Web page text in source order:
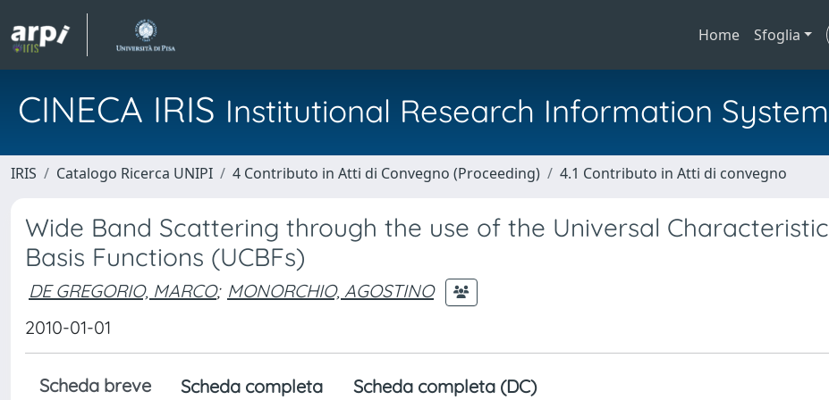
Home Sfoglia
CINECA IRIS Institutional Research Information System
IRIS Catalogo Ricerca UNIPI 4 Contributo in Atti di Convegno (Proceeding) 4.1 Contributo in Atti di convegno
Wide Band Scattering through the use of the Universal Characteristic
Basis Functions (UCBFs)
DE GREGORIO, MARCO; MONORCHIO, AGOSTINO
2010-01-01
Scheda breve Scheda completa Scheda completa (DC)